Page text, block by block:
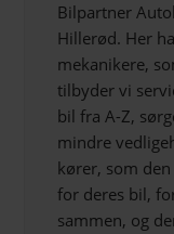
Bilpartner
Hillerød. Her
mekanikere,
tilbyder vi
bil fra A-Z,
mindre
kører, som
for deres bil,
sammen, og